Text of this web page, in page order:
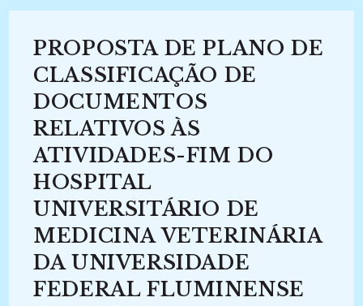
INSTITUCIONAL:
Organização
Do
Acervo
E
Criação
Do
De
Arranjo
Da
Documentação
Textual
Da
Superior
De
Agricultura
E
Veterinária
(ESAV),
Sob
Guarda
Do
PROPOSTA DE PLANO DE
CLASSIFICAÇÃO DE
DOCUMENTOS
RELATIVOS ÀS
ATIVIDADES-FIM DO
HOSPITAL
UNIVERSITÁRIO DE
MEDICINA VETERINÁRIA
DA UNIVERSIDADE
FEDERAL FLUMINENSE